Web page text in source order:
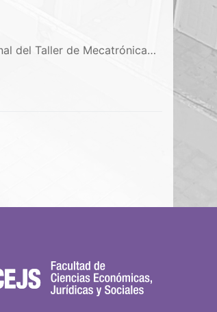
del Taller de Mecatrónica…